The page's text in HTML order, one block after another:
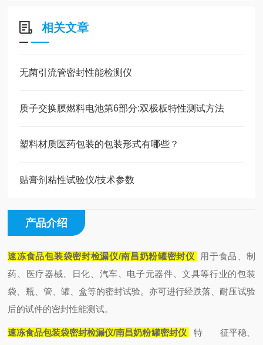
相关文章
无菌引流管密封性能检测仪
质子交换膜燃料电池第6部分:双极板特性测试方法
塑料材质医药包装的包装形式有哪些？
贴膏剂粘性试验仪/技术参数
产品介绍
速冻食品包装袋密封检漏仪/南昌奶粉罐密封仪
用于食品、制
药、医疗器械、日化、汽车、电子元器件、文具等行业的包装
袋、瓶、管、罐、盒等的密封试验。亦可进行经跌落、耐压试验
后的试件的密封性能测试。
速冻食品包装袋密封检漏仪/南昌奶粉罐密封仪 特 征平稳、